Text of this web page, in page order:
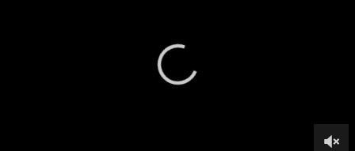
réaliser cette fresque géante de plusieurs mètres de haut, qui
met à l’honneur deux grands champions cyclistes : le
cycliste schaerbeekoise qui a remporté quatre championnats
du monde de cyclisme sur route ainsi que trois titres mondiaux